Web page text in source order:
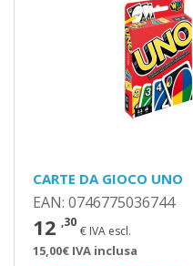
CARTE DA GIOCO UNO
EAN: 0746775036744
12 ,30
€ IVA escl.
15,00€ IVA inclusa